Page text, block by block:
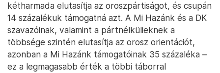
kétharmada elutasítja az oroszpártiságot, és csupán
14 százalékuk támogatná azt. A Mi Hazánk és a DK
szavazóinak, valamint a pártnélkülieknek a
többsége szintén elutasítja az orosz orientációt,
azonban a Mi Hazánk támogatóinak 35 százaléka –
ez a legmagasabb érték a többi táborral